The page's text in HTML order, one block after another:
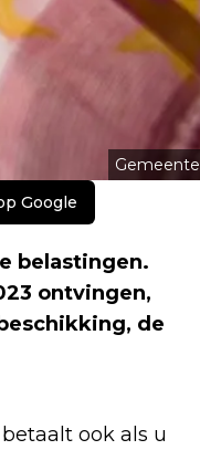
Gemeente
Google
belastingen.
ontvingen,
de
betaalt ook als u